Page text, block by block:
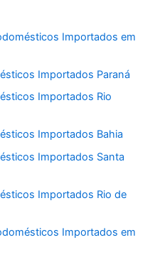
Importados em
Importados Paraná
Importados Rio
Importados Bahia
Importados Santa
Importados Rio de
Importados em